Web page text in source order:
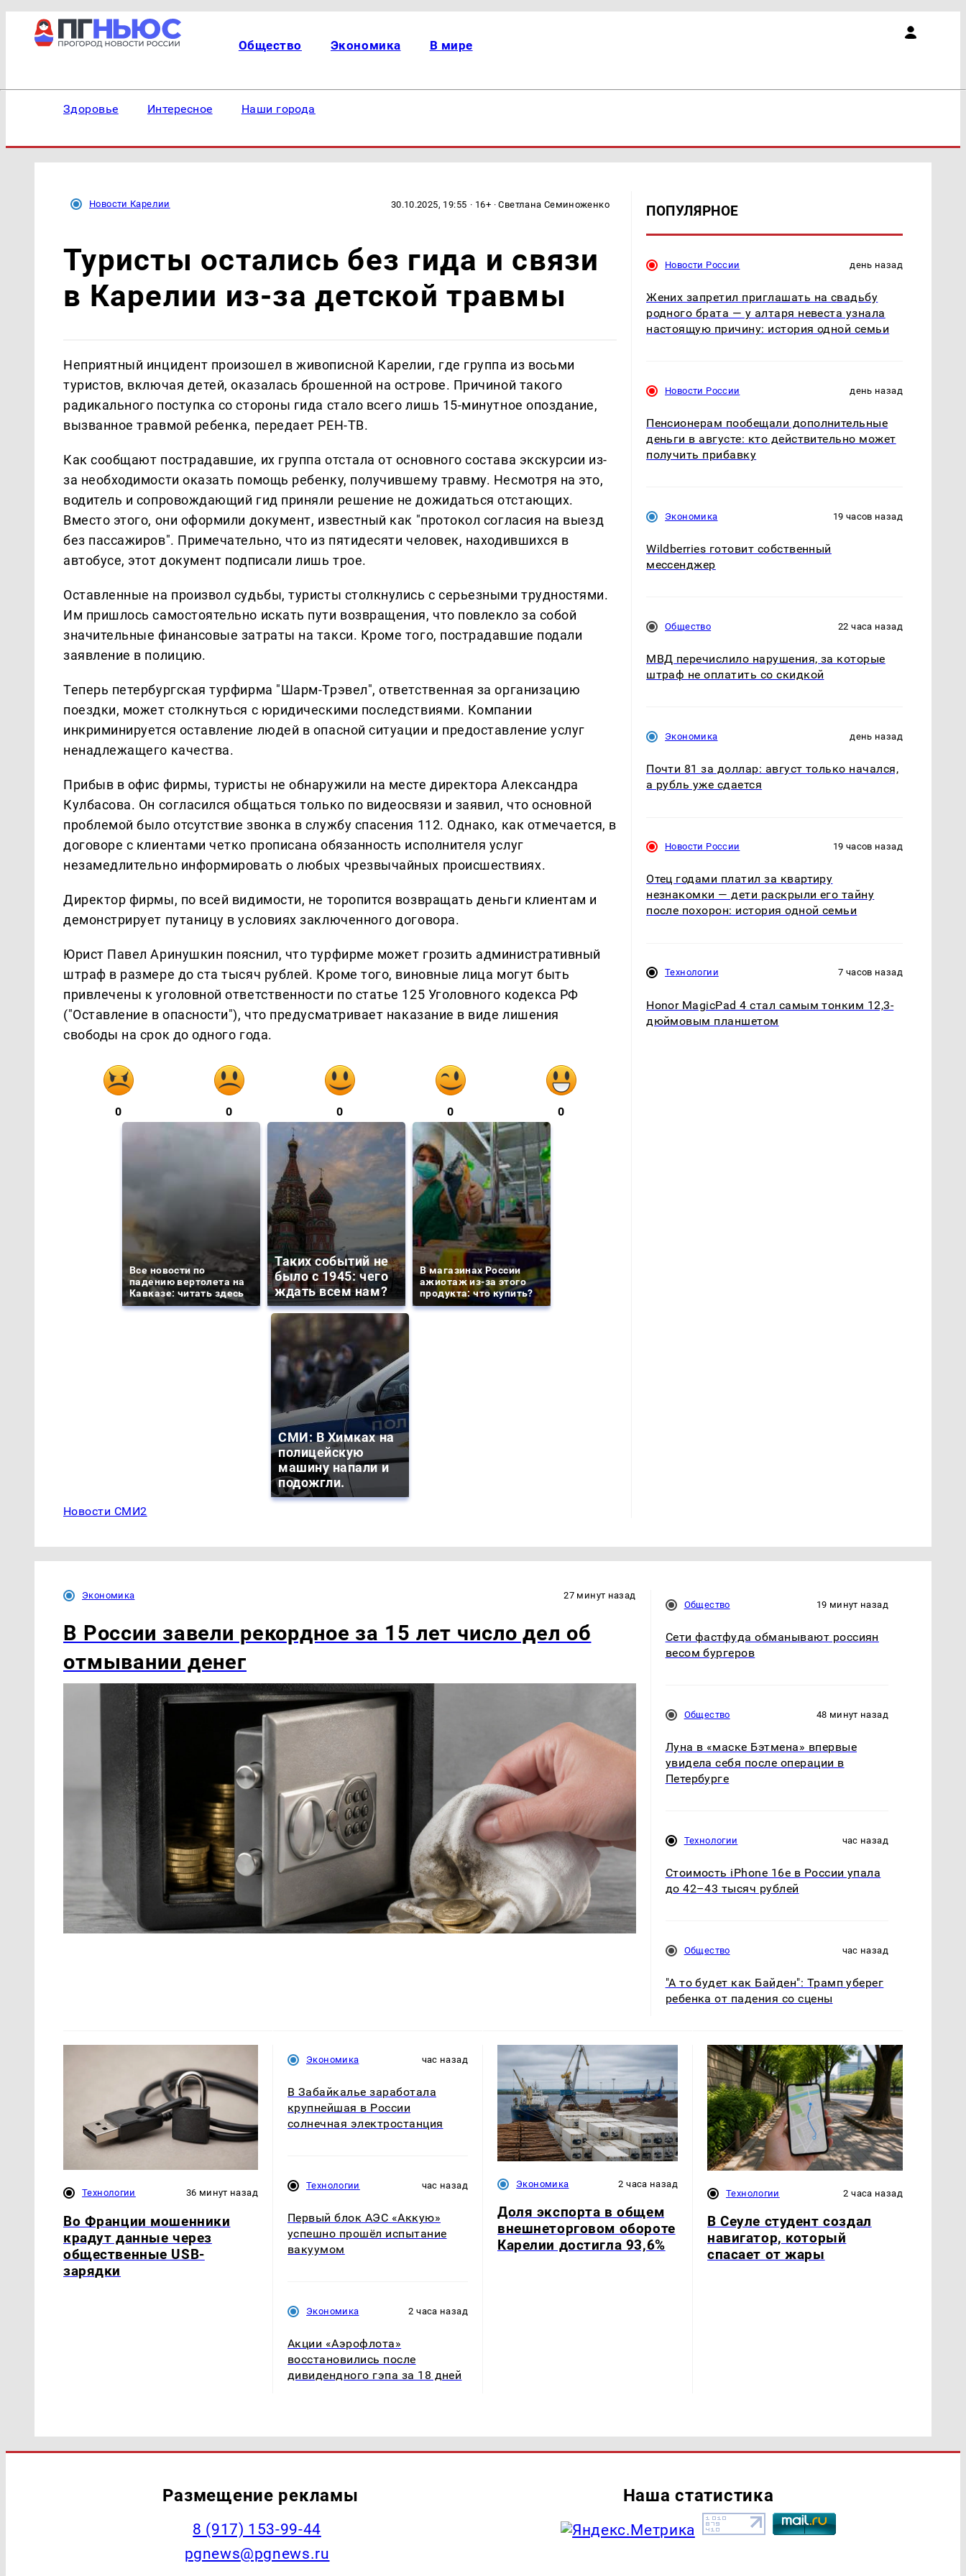
Общество Экономика В мире
Здоровье Интересное Наши города
Новости Карелии 30.10.2025, 19:55 · 16+ · Светлана Семиноженко
Туристы остались без гида и связи
в Карелии из-за детской травмы
Неприятный инцидент произошел в живописной Карелии, где группа из восьми
туристов, включая детей, оказалась брошенной на острове. Причиной такого
радикального поступка со стороны гида стало всего лишь 15-минутное опоздание,
вызванное травмой ребенка, передает РЕН-ТВ.
Как сообщают пострадавшие, их группа отстала от основного состава экскурсии из-
за необходимости оказать помощь ребенку, получившему травму. Несмотря на это,
водитель и сопровождающий гид приняли решение не дожидаться отстающих.
Вместо этого, они оформили документ, известный как "протокол согласия на выезд
без пассажиров". Примечательно, что из пятидесяти человек, находившихся в
автобусе, этот документ подписали лишь трое.
Оставленные на произвол судьбы, туристы столкнулись с серьезными трудностями.
Им пришлось самостоятельно искать пути возвращения, что повлекло за собой
значительные финансовые затраты на такси. Кроме того, пострадавшие подали
заявление в полицию.
Теперь петербургская турфирма "Шарм-Трэвел", ответственная за организацию
поездки, может столкнуться с юридическими последствиями. Компании
инкриминируется оставление людей в опасной ситуации и предоставление услуг
ненадлежащего качества.
Прибыв в офис фирмы, туристы не обнаружили на месте директора Александра
Кулбасова. Он согласился общаться только по видеосвязи и заявил, что основной
проблемой было отсутствие звонка в службу спасения 112. Однако, как отмечается, в
договоре с клиентами четко прописана обязанность исполнителя услуг
незамедлительно информировать о любых чрезвычайных происшествиях.
Директор фирмы, по всей видимости, не торопится возвращать деньги клиентам и
демонстрирует путаницу в условиях заключенного договора.
Юрист Павел Аринушкин пояснил, что турфирме может грозить административный
штраф в размере до ста тысяч рублей. Кроме того, виновные лица могут быть
привлечены к уголовной ответственности по статье 125 Уголовного кодекса РФ
("Оставление в опасности"), что предусматривает наказание в виде лишения
свободы на срок до одного года.
0 0 0 0 0
Все новости по
падению вертолета на
Кавказе: читать здесь
Таких событий не
было с 1945: чего
ждать всем нам?
В магазинах России
ажиотаж из-за этого
продукта: что купить?
СМИ: В Химках на
полицейскую
машину напали и
подожгли.
Новости СМИ2
ПОПУЛЯРНОЕ
Новости России день назад
Жених запретил приглашать на свадьбу
родного брата — у алтаря невеста узнала
настоящую причину: история одной семьи
Новости России день назад
Пенсионерам пообещали дополнительные
деньги в августе: кто действительно может
получить прибавку
Экономика 19 часов назад
Wildberries готовит собственный
мессенджер
Общество 22 часа назад
МВД перечислило нарушения, за которые
штраф не оплатить со скидкой
Экономика день назад
Почти 81 за доллар: август только начался,
а рубль уже сдается
Новости России 19 часов назад
Отец годами платил за квартиру
незнакомки — дети раскрыли его тайну
после похорон: история одной семьи
Технологии 7 часов назад
Honor MagicPad 4 стал самым тонким 12,3-
дюймовым планшетом
Экономика 27 минут назад
В России завели рекордное за 15 лет число дел об
отмывании денег
Общество 19 минут назад
Сети фастфуда обманывают россиян
весом бургеров
Общество 48 минут назад
Луна в «маске Бэтмена» впервые
увидела себя после операции в
Петербурге
Технологии час назад
Стоимость iPhone 16e в России упала
до 42–43 тысяч рублей
Общество час назад
"А то будет как Байден": Трамп уберег
ребенка от падения со сцены
Технологии 36 минут назад
Во Франции мошенники
крадут данные через
общественные USB-
зарядки
Экономика час назад
В Забайкалье заработала
крупнейшая в России
солнечная электростанция
Технологии час назад
Первый блок АЭС «Аккую»
успешно прошёл испытание
вакуумом
Экономика 2 часа назад
Акции «Аэрофлота»
восстановились после
дивидендного гэпа за 18 дней
Экономика 2 часа назад
Доля экспорта в общем
внешнеторговом обороте
Карелии достигла 93,6%
Технологии 2 часа назад
В Сеуле студент создал
навигатор, который
спасает от жары
Размещение рекламы
‭8 (917) 153-99-44
pgnews@pgnews.ru
Наша статистика